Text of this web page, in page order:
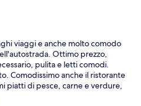
viaggi e anche molto comodo
Ottimo prezzo,
pulita e letti comodi.
Comodissimo anche il ristorante
piatti di pesce, carne e verdure,